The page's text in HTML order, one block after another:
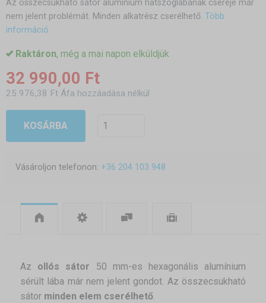
Az összecsukható sátor alumínium hatszöglábának cseréje már
nem jelent problémát. Minden alkatrész cserélhető. Több
információ
Raktáron, még a mai napon elküldjük
32 990,00 Ft
25 976,38 Ft Áfa hozzáadása nélkül
KOSÁRBA
Vásároljon telefonon: +36 204 103 948
Az ollós sátor 50 mm-es hexagonális alumínium
sérült lába már nem jelent gondot. Az összecsukható
sátor minden elem cserélhető.